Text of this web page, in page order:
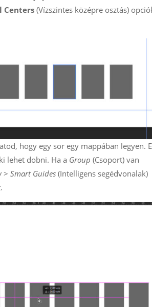
Centers(Vízszintes középre osztás)
hogy egy sor egy mappában legyen.
lehet dobni. Ha a Group (Csoport) van
>Smart Guides (Intelligens segédvonalak)